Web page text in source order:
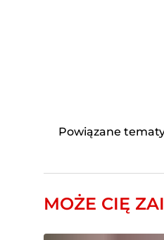
Powiązane
MOŻE CIĘ